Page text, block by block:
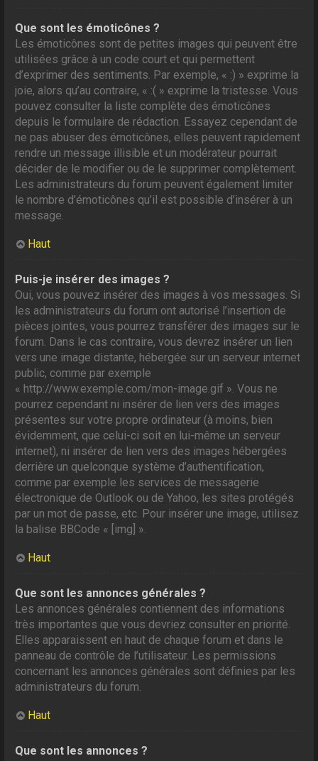
Que sont les émoticônes ?
Les émoticônes sont de petites images qui peuvent être
utilisées grâce à un code court et qui permettent
d’exprimer des sentiments. Par exemple, « :) » exprime la
joie, alors qu’au contraire, « :( » exprime la tristesse. Vous
pouvez consulter la liste complète des émoticônes
depuis le formulaire de rédaction. Essayez cependant de
ne pas abuser des émoticônes, elles peuvent rapidement
rendre un message illisible et un modérateur pourrait
décider de le modifier ou de le supprimer complètement.
Les administrateurs du forum peuvent également limiter
le nombre d’émoticônes qu’il est possible d’insérer à un
message.
Haut
Puis-je insérer des images ?
Oui, vous pouvez insérer des images à vos messages. Si
les administrateurs du forum ont autorisé l’insertion de
pièces jointes, vous pourrez transférer des images sur le
forum. Dans le cas contraire, vous devrez insérer un lien
vers une image distante, hébergée sur un serveur internet
public, comme par exemple
« http://www.exemple.com/mon-image.gif ». Vous ne
pourrez cependant ni insérer de lien vers des images
présentes sur votre propre ordinateur (à moins, bien
évidemment, que celui-ci soit en lui-même un serveur
internet), ni insérer de lien vers des images hébergées
derrière un quelconque système d’authentification,
comme par exemple les services de messagerie
électronique de Outlook ou de Yahoo, les sites protégés
par un mot de passe, etc. Pour insérer une image, utilisez
la balise BBCode « [img] ».
Haut
Que sont les annonces générales ?
Les annonces générales contiennent des informations
très importantes que vous devriez consulter en priorité.
Elles apparaissent en haut de chaque forum et dans le
panneau de contrôle de l’utilisateur. Les permissions
concernant les annonces générales sont définies par les
administrateurs du forum.
Haut
Que sont les annonces ?